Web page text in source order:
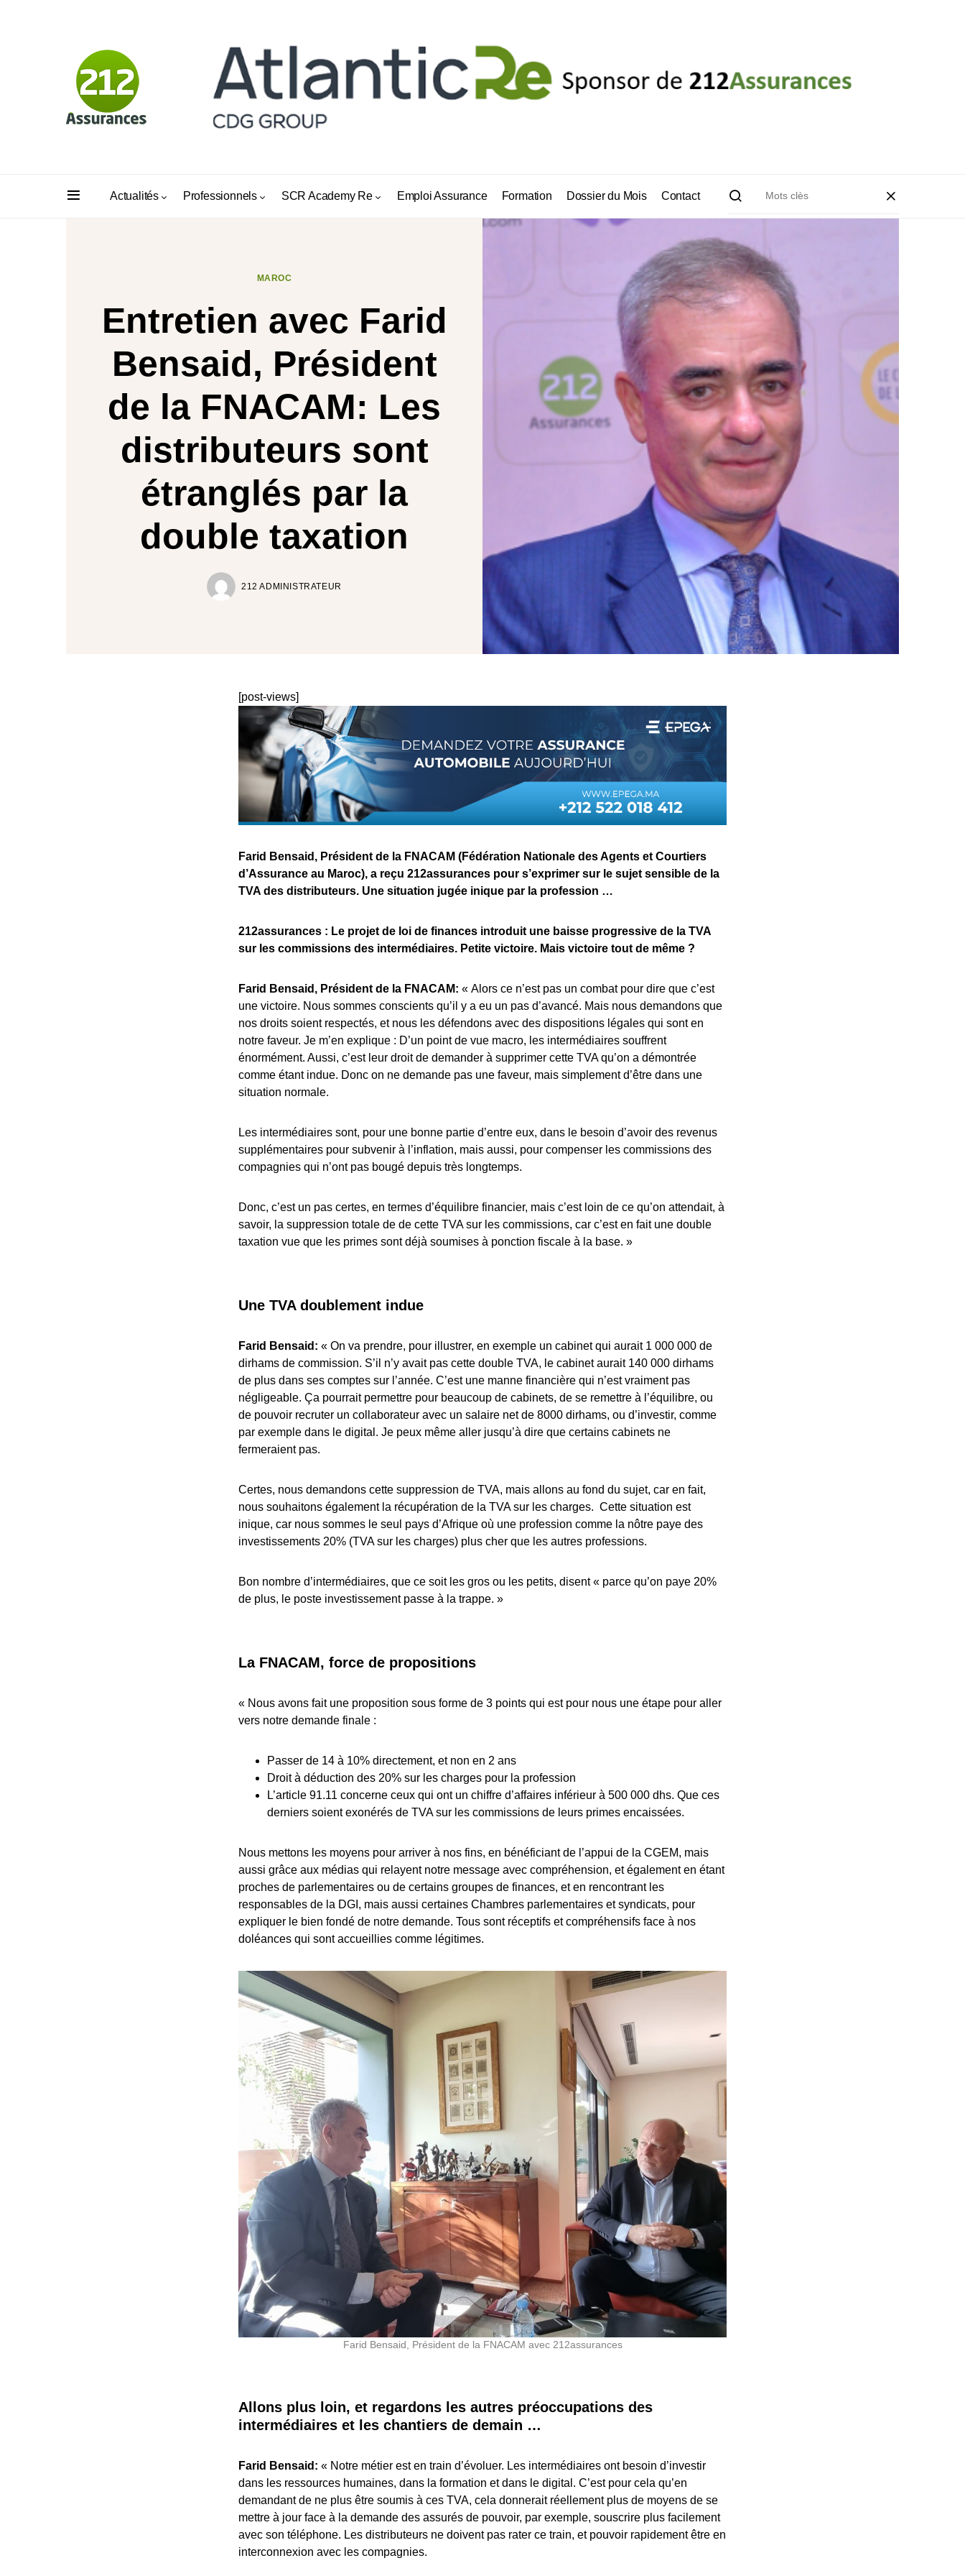
Actualités Professionnels SCR Academy Re Emploi Assurance Formation Dossier du Mois Contact
MAROC
Entretien avec Farid
Bensaid, Président
de la FNACAM: Les
distributeurs sont
étranglés par la
double taxation
212 ADMINISTRATEUR
[post-views]
Farid Bensaid, Président de la FNACAM (Fédération Nationale des Agents et Courtiers
d’Assurance au Maroc), a reçu 212assurances pour s’exprimer sur le sujet sensible de la
TVA des distributeurs. Une situation jugée inique par la profession …
212assurances : Le projet de loi de finances introduit une baisse progressive de la TVA
sur les commissions des intermédiaires. Petite victoire. Mais victoire tout de même ?
Farid Bensaid, Président de la FNACAM: « Alors ce n’est pas un combat pour dire que c’est
une victoire. Nous sommes conscients qu’il y a eu un pas d’avancé. Mais nous demandons que
nos droits soient respectés, et nous les défendons avec des dispositions légales qui sont en
notre faveur. Je m’en explique : D’un point de vue macro, les intermédiaires souffrent
énormément. Aussi, c’est leur droit de demander à supprimer cette TVA qu’on a démontrée
comme étant indue. Donc on ne demande pas une faveur, mais simplement d’être dans une
situation normale.
Les intermédiaires sont, pour une bonne partie d’entre eux, dans le besoin d’avoir des revenus
supplémentaires pour subvenir à l’inflation, mais aussi, pour compenser les commissions des
compagnies qui n’ont pas bougé depuis très longtemps.
Donc, c’est un pas certes, en termes d’équilibre financier, mais c’est loin de ce qu’on attendait, à
savoir, la suppression totale de de cette TVA sur les commissions, car c’est en fait une double
taxation vue que les primes sont déjà soumises à ponction fiscale à la base. »
Une TVA doublement indue
Farid Bensaid: « On va prendre, pour illustrer, en exemple un cabinet qui aurait 1 000 000 de
dirhams de commission. S’il n’y avait pas cette double TVA, le cabinet aurait 140 000 dirhams
de plus dans ses comptes sur l’année. C’est une manne financière qui n’est vraiment pas
négligeable. Ça pourrait permettre pour beaucoup de cabinets, de se remettre à l’équilibre, ou
de pouvoir recruter un collaborateur avec un salaire net de 8000 dirhams, ou d’investir, comme
par exemple dans le digital. Je peux même aller jusqu’à dire que certains cabinets ne
fermeraient pas.
Certes, nous demandons cette suppression de TVA, mais allons au fond du sujet, car en fait,
nous souhaitons également la récupération de la TVA sur les charges. Cette situation est
inique, car nous sommes le seul pays d’Afrique où une profession comme la nôtre paye des
investissements 20% (TVA sur les charges) plus cher que les autres professions.
Bon nombre d’intermédiaires, que ce soit les gros ou les petits, disent « parce qu’on paye 20%
de plus, le poste investissement passe à la trappe. »
La FNACAM, force de propositions
« Nous avons fait une proposition sous forme de 3 points qui est pour nous une étape pour aller
vers notre demande finale :
Passer de 14 à 10% directement, et non en 2 ans
Droit à déduction des 20% sur les charges pour la profession
L’article 91.11 concerne ceux qui ont un chiffre d’affaires inférieur à 500 000 dhs. Que ces
derniers soient exonérés de TVA sur les commissions de leurs primes encaissées.
Nous mettons les moyens pour arriver à nos fins, en bénéficiant de l’appui de la CGEM, mais
aussi grâce aux médias qui relayent notre message avec compréhension, et également en étant
proches de parlementaires ou de certains groupes de finances, et en rencontrant les
responsables de la DGI, mais aussi certaines Chambres parlementaires et syndicats, pour
expliquer le bien fondé de notre demande. Tous sont réceptifs et compréhensifs face à nos
doléances qui sont accueillies comme légitimes.
Farid Bensaid, Président de la FNACAM avec 212assurances
Allons plus loin, et regardons les autres préoccupations des
intermédiaires et les chantiers de demain …
Farid Bensaid: « Notre métier est en train d’évoluer. Les intermédiaires ont besoin d’investir
dans les ressources humaines, dans la formation et dans le digital. C’est pour cela qu’en
demandant de ne plus être soumis à ces TVA, cela donnerait réellement plus de moyens de se
mettre à jour face à la demande des assurés de pouvoir, par exemple, souscrire plus facilement
avec son téléphone. Les distributeurs ne doivent pas rater ce train, et pouvoir rapidement être en
interconnexion avec les compagnies.